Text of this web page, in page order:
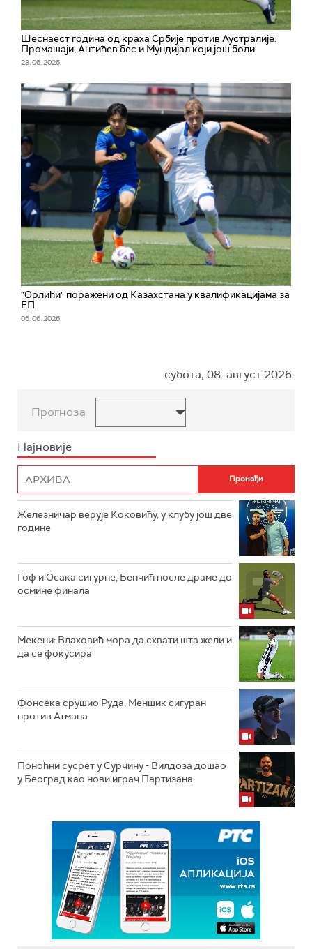
Шеснаест година од краха Србије против Аустралије:
Промашаји, Антићев бес и Мундијал који још боли
23. 06. 2026.
"Орлићи" поражени од Казахстана у квалификацијама за
ЕП
06. 06. 2026.
субота, 08. август 2026.
Прогноза
Најновије
Железничар верује Коковићу, у клубу још две
године
Гоф и Осака сигурне, Бенчић после драме до
осмине финала
Мекени: Влаховић мора да схвати шта жели и
да се фокусира
Фонсека срушио Руда, Меншик сигуран
против Атмана
Поноћни сусрет у Сурчину - Вилдоза дошао
у Београд као нови играч Партизана